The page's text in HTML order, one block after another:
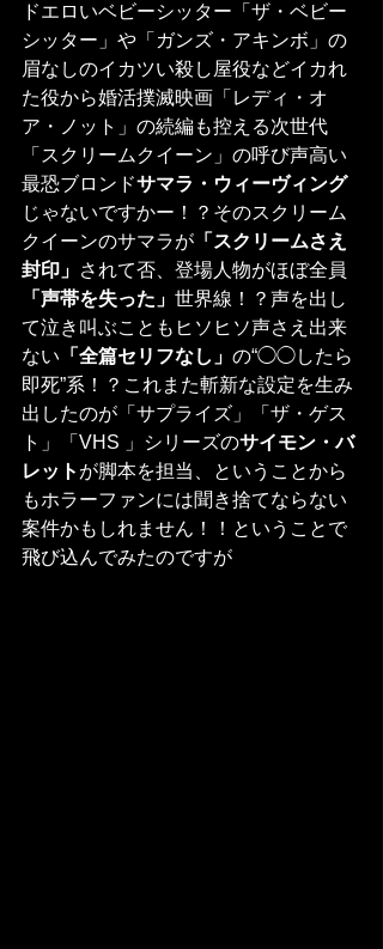
ドエロいベビーシッター「ザ・ベビー
シッター」や「ガンズ・アキンボ」の
眉なしのイカツい殺し屋役などイカれ
た役から婚活撲滅映画「レディ・オ
ア・ノット」の続編も控える次世代
「スクリームクイーン」の呼び声高い
最恐ブロンドサマラ・ウィーヴィング
じゃないですかー！？そのスクリーム
クイーンのサマラが 「スクリームさえ
封印」 されて否、登場人物がほぼ全員
「声帯を失った」 世界線！？声を出し
て泣き叫ぶこともヒソヒソ声さえ出来
ない 「全篇セリフなし」 の“◯◯したら
即死”系！？これまた斬新な設定を生み
出したのが「サプライズ」「ザ・ゲス
ト」「VHS 」シリーズのサイモン・バ
レット が脚本を担当、ということから
もホラーファンには聞き捨てならない
案件かもしれません！！ということで
飛び込んでみたのですが